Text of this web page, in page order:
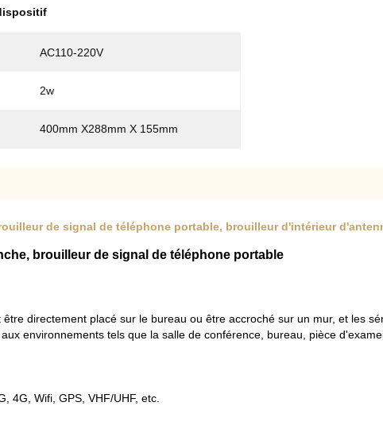
AC110-220V
2w
400mm X288mm X 155mm
de signal de téléphone portable, brouilleur d'intérieur
brouilleur de signal de téléphone portable
directement placé sur le bureau ou être accroché sur un mur, et les
environnements tels que la salle de conférence, bureau, pièce
4G, Wifi, GPS, VHF/UHF, etc.